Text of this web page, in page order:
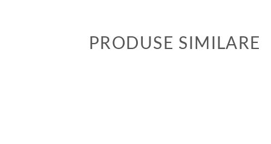
PRODUSE SIMILARE